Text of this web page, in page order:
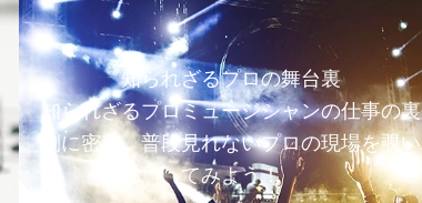
知られざるプロの舞台裏
知られざるプロミュージシャンの仕事の裏
側に密着。普段見れないプロの現場を覗い
てみよう！